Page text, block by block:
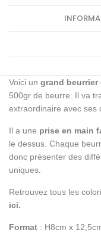
Voici un grand beurrier
500gr de beurre. Il va
extraordinaire avec ses
Il a une prise en main
le dessus. Chaque
donc présenter des
uniques.
Retrouvez tous les
ici.
Format : H8cm x